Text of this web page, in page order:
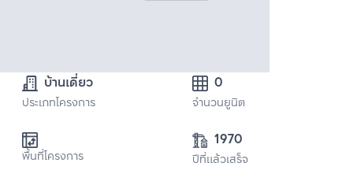
บ้านเดี่ยว
ประเภทโครงการ
0
จำนวนยูนิต
พื้นที่โครงการ
1970
ปีที่แล้วเสร็จ